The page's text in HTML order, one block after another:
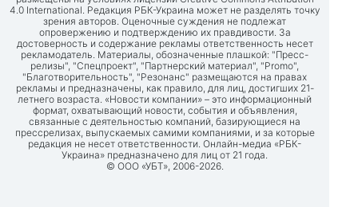
4.0 International. Редакция РБК-Украина может не разделять точку
зрения авторов. Оценочные суждения не подлежат
опровержению и подтверждению их правдивости. За
достоверность и содержание рекламы ответственность несет
рекламодатель. Материалы, обозначенные плашкой: "Пресс-
релизы", "Спецпроект", "Партнерский материал", "Promo",
"Благотворительность", "Резонанс" размещаются на правах
рекламы и предназначены, как правило, для лиц, достигших 21-
летнего возраста. «Новости компании» – это информационный
формат, охватывающий новости, события и объявления,
связанные с деятельностью компаний, базирующиеся на
прессрелизах, выпускаемых самими компаниями, и за которые
редакция не несет ответственности. Онлайн-медиа «РБК-
Украина» предназначено для лиц от 21 года.
© ООО «УБТ», 2006-2026.